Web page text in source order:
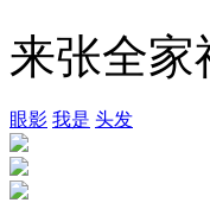
来张全家
眼影 我是 头发